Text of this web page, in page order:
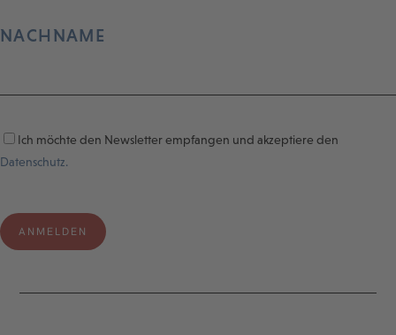
NACHNAME
Ich möchte den Newsletter empfangen und akzeptiere den
Datenschutz.